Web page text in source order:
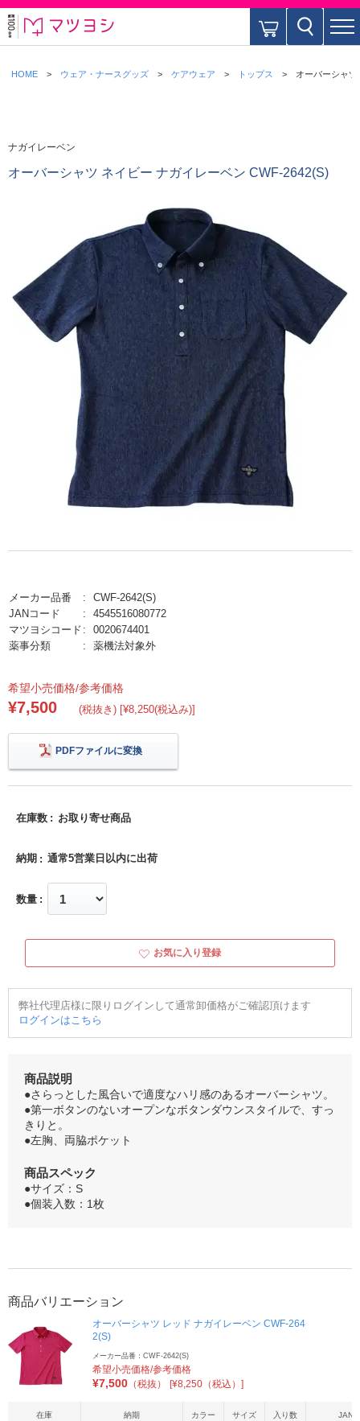
HOME ウェア・ナースグッズ ケアウェア トップス オーバーシャ
ナガイレーベン
オーバーシャツ ネイビー ナガイレーベン CWF-2642(S)
メーカー品番
CWF-2642(S)
JANコード
4545516080772
マツヨシコード
0020674401
薬事分類
薬機法対象外
希望小売価格/参考価格
¥7,500 (税抜き) [¥8,250(税込み)]
PDFファイルに変換
在庫数 お取り寄せ商品
納期 通常5営業日以内に出荷
数量
お気に入り登録
弊社代理店様に限りログインして通常卸価格がご確認頂けます
ログインはこちら
商品説明
●さらっとした風合いで適度なハリ感のあるオーバーシャツ。
●第一ボタンのないオープンなボタンダウンスタイルで、すっ
きりと。
●左胸、両脇ポケット
商品スペック
●サイズ：S
●個装入数：1枚
商品バリエーション
オーバーシャツ レッド ナガイレーベン CWF-264
2(S)
メーカー品番：CWF-2642(S)
希望小売価格/参考価格
¥7,500 （税抜） [¥8,250（税込）]
在庫 納期 カラー サイズ 入り数 JAN